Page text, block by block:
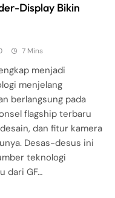
Display Bikin
7 Mins
menjadi
menjelang
berlangsung pada
flagship terbaru
dan fitur kamera
Desas-desus ini
teknologi
dari GF…